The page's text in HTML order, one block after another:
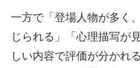
一方で「登場人物が多く
じられる」「心理描写が
しい内容で評価が分かれ